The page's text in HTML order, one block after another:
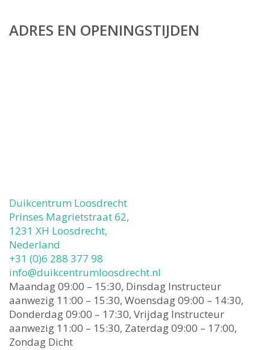
ADRES EN OPENINGSTIJDEN
Duikcentrum Loosdrecht
Prinses Magrietstraat 62,
1231 XH Loosdrecht,
Nederland
+31 (0)6 288 377 98
info@duikcentrumloosdrecht.nl
Maandag 09:00 – 15:30, Dinsdag Instructeur
aanwezig 11:00 – 15:30, Woensdag 09:00 – 14:30,
Donderdag 09:00 – 17:30, Vrijdag Instructeur
aanwezig 11:00 – 15:30, Zaterdag 09:00 – 17:00,
Zondag Dicht